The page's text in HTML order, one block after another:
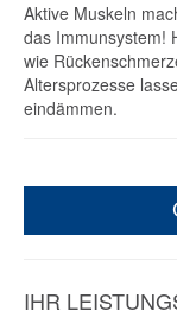
Aktive Muskeln
das Immunsystem!
wie
Altersprozesse
eindämmen.
IHR